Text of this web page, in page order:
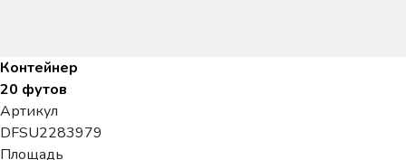
Контейнер
20 футов
Артикул
DFSU2283979
Площадь